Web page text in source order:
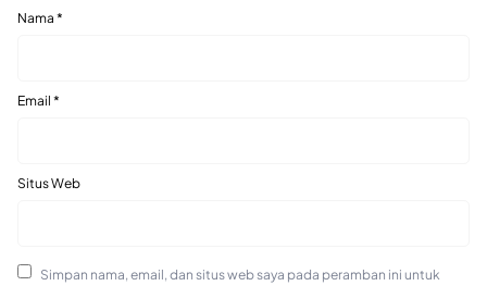
Nama *
Email *
Situs Web
Simpan nama, email, dan situs web saya pada peramban ini untuk